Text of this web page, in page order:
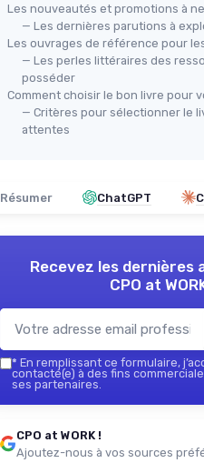
Les nouveautés et promotions à
— Les dernières parutions à
Les ouvrages de référence pour
— Les perles littéraires des
posséder
Comment choisir le bon livre pour
— Critères pour sélectionner le
attentes
Résumer ChatGPT
Recevez les dernières
CPO at
* En remplissant ce formulaire,
contacté(e) à des fins
ses partenaires.
CPO at WORK !
Ajoutez-nous à vos sources